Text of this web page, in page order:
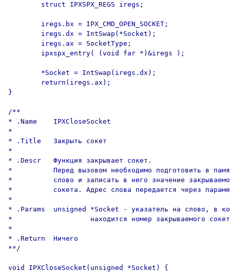
        struct IPXSPX_REGS iregs;
        iregs.bx = IPX_CMD_OPEN_SOCKET;
        iregs.dx = IntSwap(*Socket);
        iregs.ax = SocketType;
        ipxspx_entry( (void far *)&iregs );
        *Socket = IntSwap(iregs.dx);
        return(iregs.ax);
}
/**
* .Name    IPXCloseSocket
*
* .Title   Закрыть сокет
*
* .Descr   Функция закрывает сокет.
*          Перед вызовом необходимо подготовить в
*          слово и записать в него значение
*          сокета. Адрес слова передается через
*
* .Params  unsigned *Socket - указатель на слово, в
*                   находится номер закрываемого
*
* .Return  Ничего
**/
void IPXCloseSocket(unsigned *Socket) {